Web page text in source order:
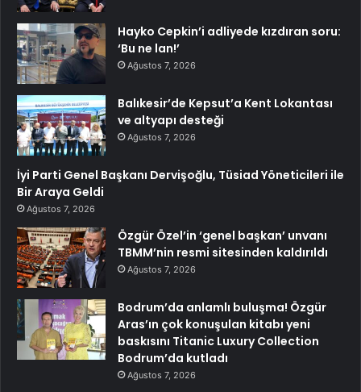
Hayko Cepkin’i adliyede kızdıran soru:
‘Bu ne lan!’
Ağustos 7, 2026
Balıkesir’de Kepsut’a Kent Lokantası
ve altyapı desteği
Ağustos 7, 2026
İyi Parti Genel Başkanı Dervişoğlu, Tüsiad Yöneticileri ile
Bir Araya Geldi
Ağustos 7, 2026
Özgür Özel’in ‘genel başkan’ unvanı
TBMM’nin resmi sitesinden kaldırıldı
Ağustos 7, 2026
Bodrum’da anlamlı buluşma! Özgür
Aras’ın çok konuşulan kitabı yeni
baskısını Titanic Luxury Collection
Bodrum’da kutladı
Ağustos 7, 2026